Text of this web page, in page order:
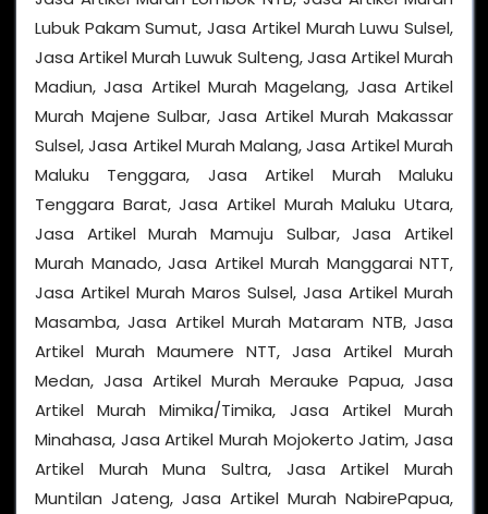
Lubuk Pakam Sumut, Jasa Artikel Murah Luwu Sulsel,
Jasa Artikel Murah Luwuk Sulteng, Jasa Artikel Murah
Madiun, Jasa Artikel Murah Magelang, Jasa Artikel
Murah Majene Sulbar, Jasa Artikel Murah Makassar
Sulsel, Jasa Artikel Murah Malang, Jasa Artikel Murah
Maluku Tenggara, Jasa Artikel Murah Maluku
Tenggara Barat, Jasa Artikel Murah Maluku Utara,
Jasa Artikel Murah Mamuju Sulbar, Jasa Artikel
Murah Manado, Jasa Artikel Murah Manggarai NTT,
Jasa Artikel Murah Maros Sulsel, Jasa Artikel Murah
Masamba, Jasa Artikel Murah Mataram NTB, Jasa
Artikel Murah Maumere NTT, Jasa Artikel Murah
Medan, Jasa Artikel Murah Merauke Papua, Jasa
Artikel Murah Mimika/Timika, Jasa Artikel Murah
Minahasa, Jasa Artikel Murah Mojokerto Jatim, Jasa
Artikel Murah Muna Sultra, Jasa Artikel Murah
Muntilan Jateng, Jasa Artikel Murah NabirePapua,